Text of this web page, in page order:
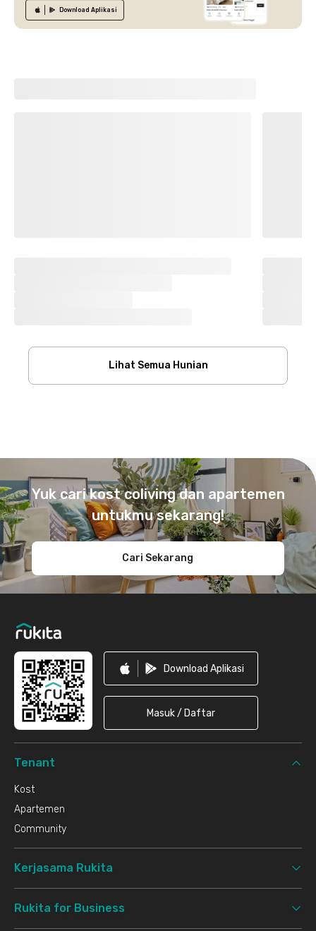
Download Aplikasi
Lihat Semua Hunian
Yuk cari kost coliving dan apartemen
untukmu sekarang!
Cari Sekarang
Download Aplikasi
Masuk / Daftar
Tenant
Kost
Apartemen
Community
Kerjasama Rukita
Rukita for Business